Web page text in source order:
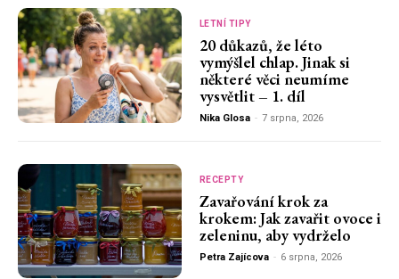
LETNÍ TIPY
20 důkazů, že léto
vymýšlel chlap. Jinak si
některé věci neumíme
vysvětlit – 1. díl
Nika Glosa - 7 srpna, 2026
RECEPTY
Zavařování krok za
krokem: Jak zavařit ovoce i
zeleninu, aby vydrželo
Petra Zajícova - 6 srpna, 2026